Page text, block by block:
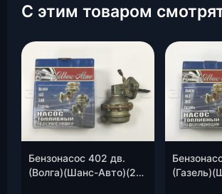
С этим товаром
Бензонасос 402 дв.
(Волга)(Шанс-Авто)(24-